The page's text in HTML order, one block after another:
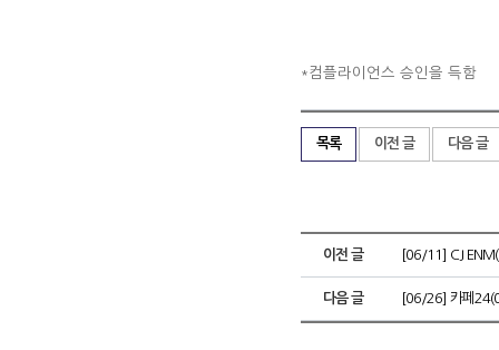
*컴플라이언스 승인을 득함
목록 이전 글 다음 글
이전 글 [06/11] CJ
다음 글 [06/26] 카페